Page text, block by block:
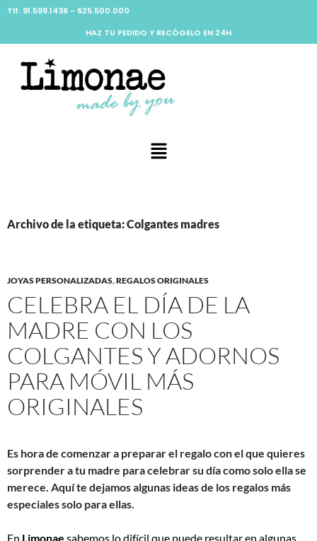
Tlf. 91.599.1436 - 625.500.000
HAZ TU PEDIDO Y RECÓGELO EN 24H
Archivo de la etiqueta: Colgantes madres
JOYAS PERSONALIZADAS,REGALOS ORIGINALES
CELEBRA EL DÍA DE LA
MADRE CON LOS
COLGANTES Y ADORNOS
PARA MÓVIL MÁS
ORIGINALES
Es hora de comenzar a preparar el regalo con el que quieres
sorprender a tu madre para celebrar su día como solo ella se
merece. Aquí te dejamos algunas ideas de los regalos más
especiales solo para ellas.
En Limonae sabemos lo difícil que puede resultar en algunas